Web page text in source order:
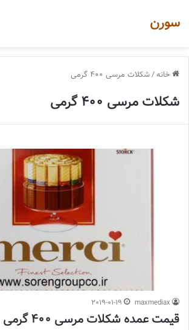
سورن
خانه/شکلات مرسی 400 گرمی
شکلات مرسی 400 گرمی
maxmediax
2019-01-19
قیمت عمده شکلات مرسی 400 گرمی